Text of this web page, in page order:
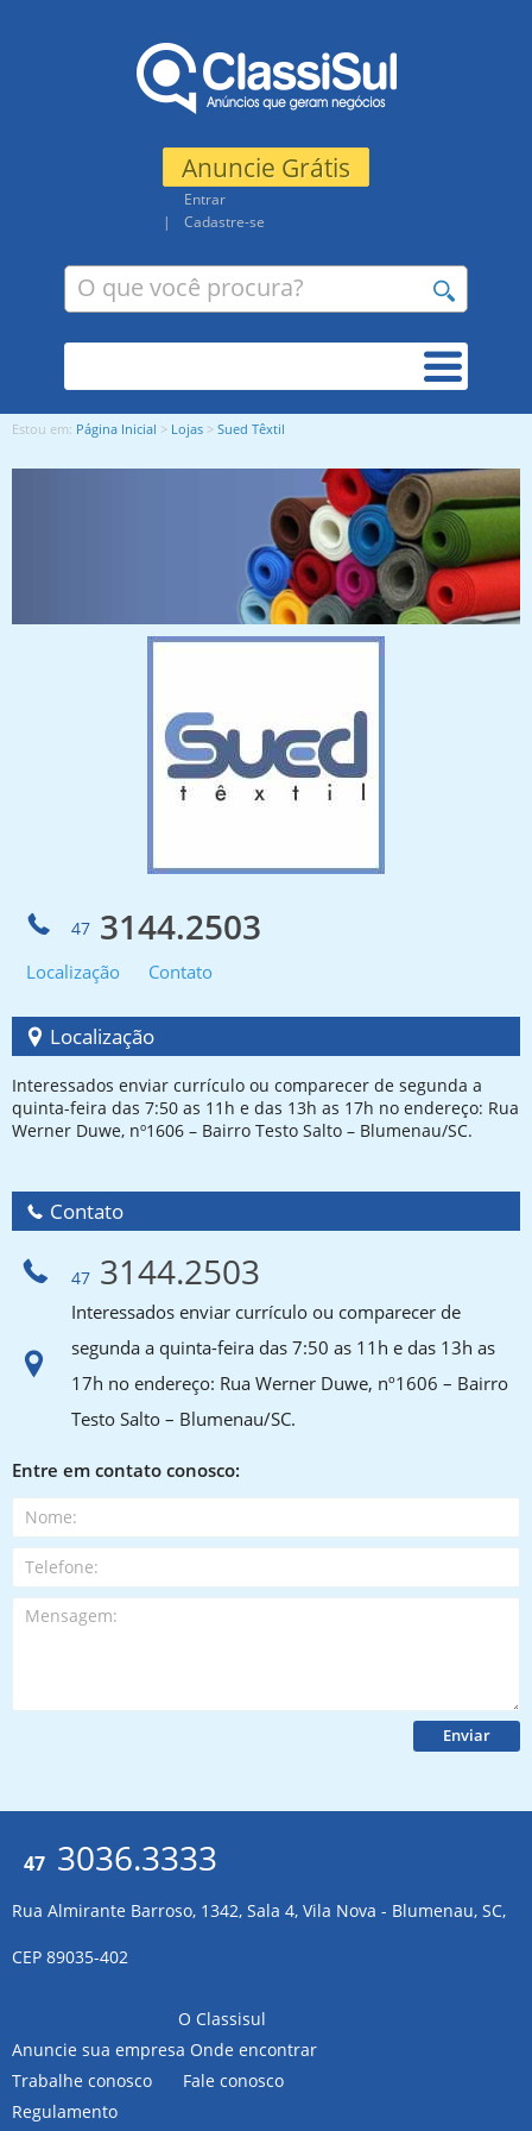
Anuncie Grátis
Entrar
Cadastre-se
Estou em: Página Inicial > Lojas > Sued Têxtil
47 3144.2503
Localização Contato
Localização
Interessados enviar currículo ou comparecer de segunda a
quinta-feira das 7:50 as 11h e das 13h as 17h no endereço: Rua
Werner Duwe, nº1606 – Bairro Testo Salto – Blumenau/SC.
Contato
47 3144.2503
Interessados enviar currículo ou comparecer de
segunda a quinta-feira das 7:50 as 11h e das 13h as
17h no endereço: Rua Werner Duwe, nº1606 – Bairro
Testo Salto – Blumenau/SC.
Entre em contato conosco:
47 3036.3333
Rua Almirante Barroso, 1342, Sala 4, Vila Nova - Blumenau, SC,
CEP 89035-402
O Classisul
Anuncie sua empresa Onde encontrar
Trabalhe conosco
Fale conosco
Regulamento